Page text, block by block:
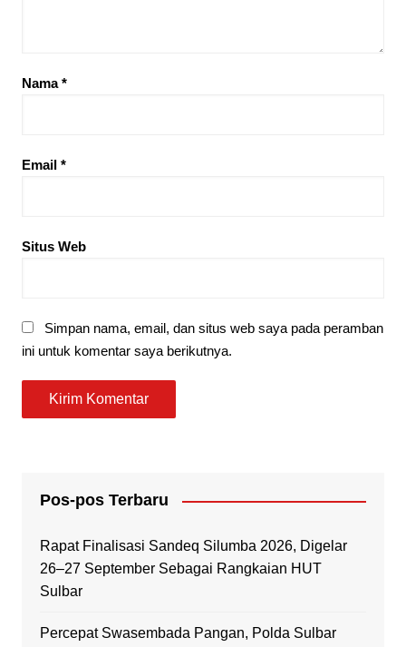
Nama*
Email *
Situs Web
Simpan nama, email, dan situs web saya pada peramban
ini untuk komentar saya berikutnya.
Pos-pos Terbaru
Rapat Finalisasi Sandeq Silumba 2026, Digelar
26–27 September Sebagai Rangkaian HUT
Sulbar
Percepat Swasembada Pangan, Polda Sulbar